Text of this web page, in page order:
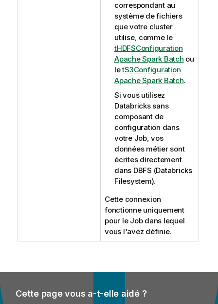
correspondant au
système de fichiers
que votre cluster
utilise, comme le
tHDFSConfiguration
Apache Spark Batch ou
letS3Configuration
Apache Spark Batch.
Si vous utilisez
Databricks sans
composant de
configuration dans
votre Job, vos
données métier sont
écrites directement
dans DBFS (Databricks
Filesystem).
Cette connexion
fonctionne uniquement
pour le Job dans lequel
vous l'avez définie.
Cette page vous a-t-elle aidé ?